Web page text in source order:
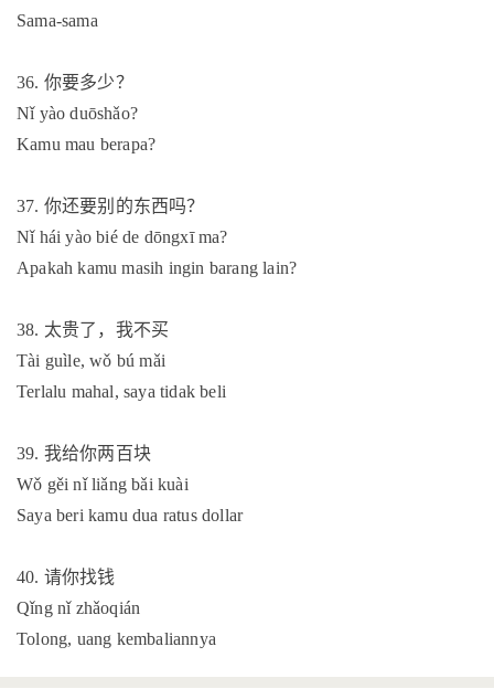
Sama-sama
36. 你要多少？
Nǐ yào duōshǎo?
Kamu mau berapa?
37. 你还要别的东西吗？
Nǐ hái yào bié de dōngxī ma?
Apakah kamu masih ingin barang lain?
38. 太贵了，我不买
Tài guìle, wǒ bú mǎi
Terlalu mahal, saya tidak beli
39. 我给你两百块
Wǒ gěi nǐ liǎng bǎi kuài
Saya beri kamu dua ratus dollar
40. 请你找钱
Qǐng nǐ zhǎoqián
Tolong, uang kembaliannya